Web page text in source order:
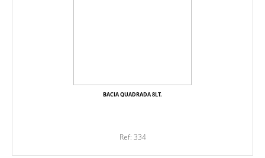
BACIA QUADRADA 8LT.
Ref: 334